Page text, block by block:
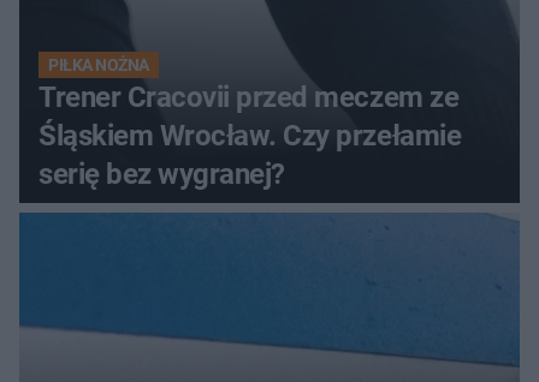
PIŁKA NOŻNA
Trener Cracovii przed meczem ze
Śląskiem Wrocław. Czy przełamie
serię bez wygranej?